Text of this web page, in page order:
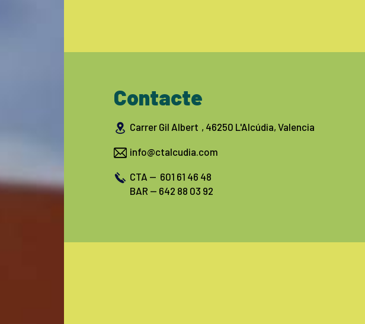
Contacte
Carrer Gil Albert , 46250 L'Alcúdia, Valencia
info@ctalcudia.com
CTA -- 601 61 46 48
BAR -- 642 88 03 92